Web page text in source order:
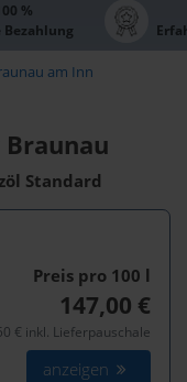
%
Bezahlung
am Inn
Standard
Preis pro 100 l
147,00 €
€ inkl. Lieferpauschale
anzeigen